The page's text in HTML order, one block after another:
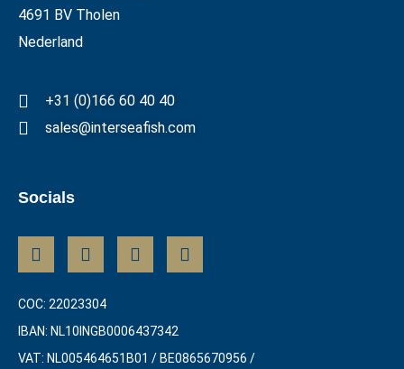
4691 BV Tholen
Nederland
+31 (0)166 60 40 40
sales@interseafish.com
Socials
COC: 22023304
IBAN: NL10INGB0006437342
VAT: NL005464651B01 / BE0865670956 /